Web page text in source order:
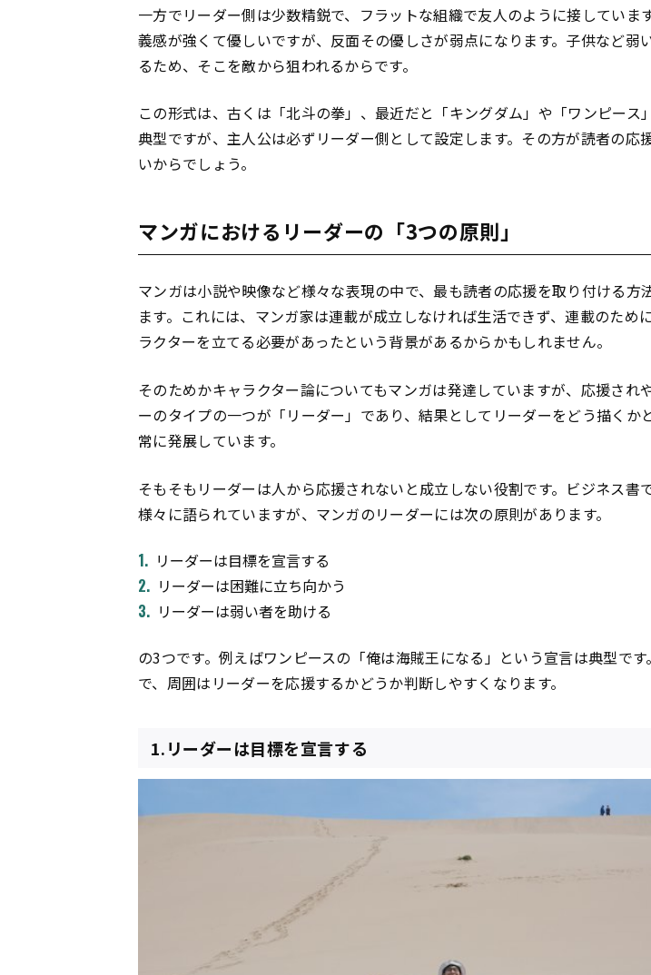
一方でリーダー側は少数精鋭で、フラットな組織で友人のように接していま
義感が強くて優しいですが、反面その優しさが弱点になります。子供など弱
るため、そこを敵から狙われるからです。
この形式は、古くは「北斗の拳」、最近だと「キングダム」や「ワンピース
典型ですが、主人公は必ずリーダー側として設定します。その方が読者の応
いからでしょう。
マンガにおけるリーダーの「3つの原則」
マンガは小説や映像など様々な表現の中で、最も読者の応援を取り付ける方
ます。これには、マンガ家は連載が成立しなければ生活できず、連載のため
ラクターを立てる必要があったという背景があるからかもしれません。
そのためかキャラクター論についてもマンガは発達していますが、応援され
ーのタイプの一つが「リーダー」であり、結果としてリーダーをどう描くか
常に発展しています。
そもそもリーダーは人から応援されないと成立しない役割です。ビジネス書
様々に語られていますが、マンガのリーダーには次の原則があります。
リーダーは目標を宣言する
リーダーは困難に立ち向かう
リーダーは弱い者を助ける
の3つです。例えばワンピースの「俺は海賊王になる」という宣言は典型です
で、周囲はリーダーを応援するかどうか判断しやすくなります。
1.リーダーは目標を宣言する